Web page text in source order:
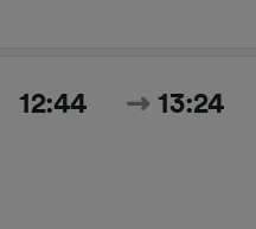
12:44 13:24